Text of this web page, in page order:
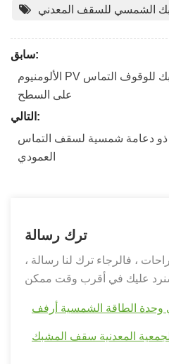
الشمسي للسقف المعدني
سابق:
الألومنيوم PV تصاعد قوس سقف المشبك للوقوف التماس
على السطح
التالي:
دعامة شمسية لسقف التماس
العمودي
ترك رسالة
، فالرجاء ترك لنا رسالة ،
وحدة الطاقة الشمسية أرفف
المعدنية سقف المشبك